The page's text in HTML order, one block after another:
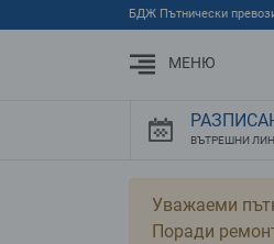
Преминете към основното
БДЖ Пътнически
МЕНЮ
ВЪТРЕШНИ
Уважаеми
Поради